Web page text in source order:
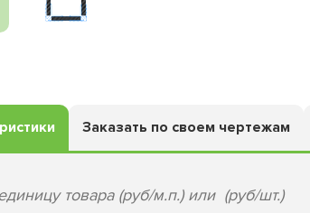
Заказать по своем чертежам
товара (руб/м.п.) или (руб/шт.)